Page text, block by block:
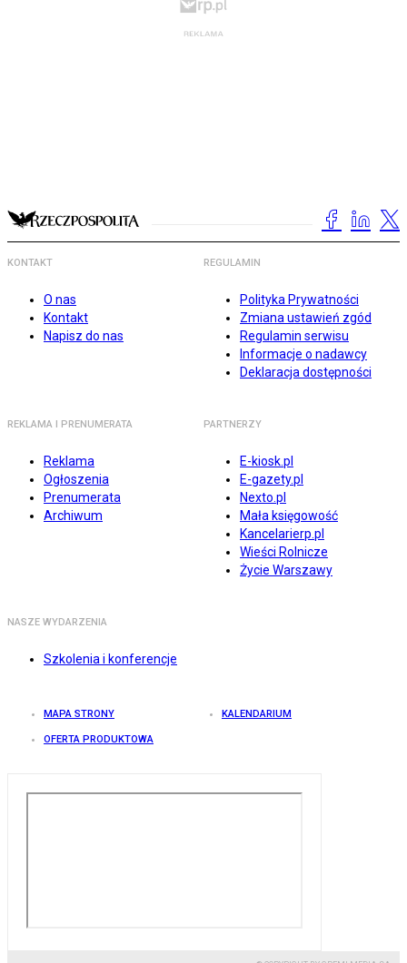
KONTAKT
O nas
Kontakt
Napisz do nas
REGULAMIN
Polityka Prywatności
Zmiana ustawień zgód
Regulamin serwisu
Informacje o nadawcy
Deklaracja dostępności
REKLAMA I PRENUMERATA
Reklama
Ogłoszenia
Prenumerata
Archiwum
PARTNERZY
E-kiosk.pl
E-gazety.pl
Nexto.pl
Mała księgowość
Kancelarierp.pl
Wieści Rolnicze
Życie Warszawy
NASZE WYDARZENIA
Szkolenia i konferencje
MAPA STRONY KALENDARIUM
OFERTA PRODUKTOWA